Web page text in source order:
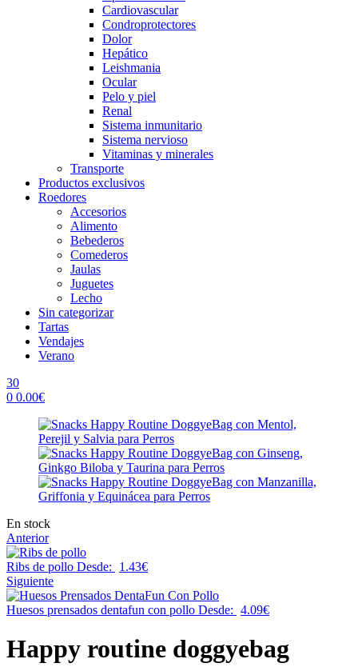
Cardiovascular
Condroprotectores
Dolor
Hepático
Leishmania
Ocular
Pelo y piel
Renal
Sistema inmunitario
Sistema nervioso
Vitaminas y minerales
Transporte
Productos exclusivos
Roedores
Accesorios
Alimento
Bebederos
Comederos
Jaulas
Juguetes
Lecho
Sin categorizar
Tartas
Vendajes
Verano
30
0 0.00€
Availability:
En stock
Anterior
Ribs de pollo Desde: 1.43€
Siguiente
Huesos prensados dentafun con pollo Desde: 4.09€
Happy routine doggyebag